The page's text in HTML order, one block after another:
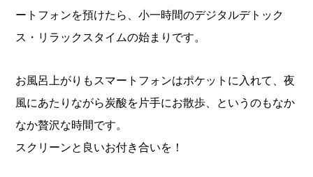
ートフォンを預けたら、小一時間のデジタルデトック
ス・リラックスタイムの始まりです。
お風呂上がりもスマートフォンはポケットに入れて、夜
風にあたりながら炭酸を片手にお散歩、というのもなか
なか贅沢な時間です。
スクリーンと良いお付き合いを！